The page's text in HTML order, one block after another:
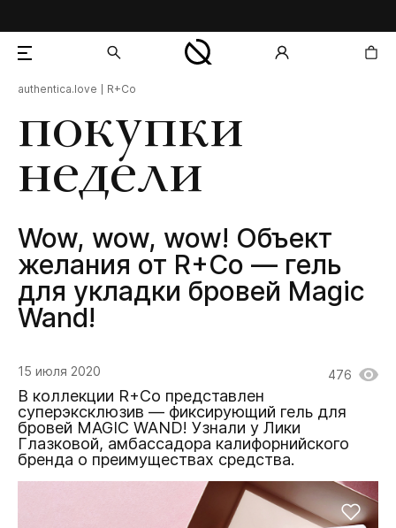
покупки
недели
Wow, wow, wow! Объект
желания от R+Co — гель
для укладки бровей Magic
Wand!
authentica.love R+Co
15 июля 2020 476
В коллекции R+Co представлен
суперэксклюзив — фиксирующий гель для
бровей MAGIC WAND! Узнали у Лики
Глазковой, амбассадора калифорнийского
бренда о преимуществах средства.